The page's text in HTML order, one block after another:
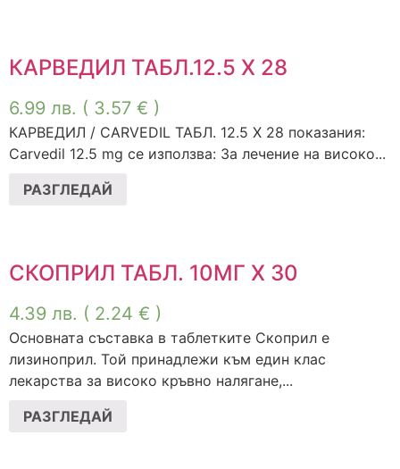
КАРВЕДИЛ ТАБЛ.12.5 Х 28
6.99 лв. ( 3.57 € )
КАРВЕДИЛ / CARVEDIL ТАБЛ. 12.5 Х 28 показания:
Carvedil 12.5 mg се използва: За лечение на високо...
РАЗГЛЕДАЙ
СКОПРИЛ ТАБЛ. 10МГ Х 30
4.39 лв. ( 2.24 € )
Основната съставка в таблетките Скоприл е
лизиноприл. Той принадлежи към един клас
лекарства за високо кръвно налягане,...
РАЗГЛЕДАЙ